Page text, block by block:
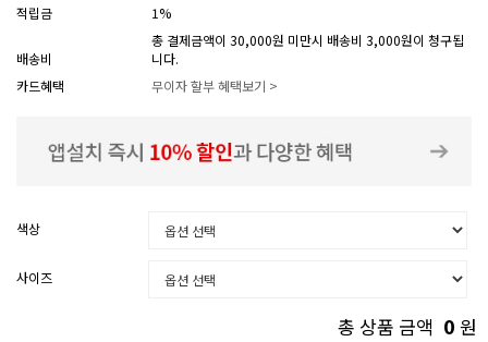
적립금 1%
배송비
총 결제금액이 30,000원 미만시 배송비 3,000원이 청구됩
니다.
카드혜택
무이자 할부 혜택보기 >
색상
사이즈
총 상품 금액 0 원